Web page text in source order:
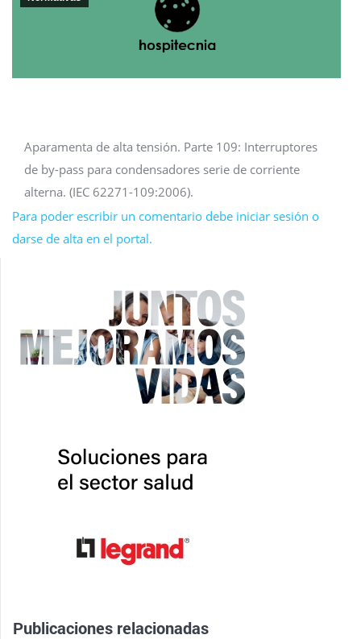
Aparamenta de alta tensión. Parte 109: Interruptores
de by-pass para condensadores serie de corriente
alterna. (IEC 62271-109:2006).
Para poder escribir un comentario debe iniciar sesión o
darse de alta en el portal.
Publicaciones relacionadas